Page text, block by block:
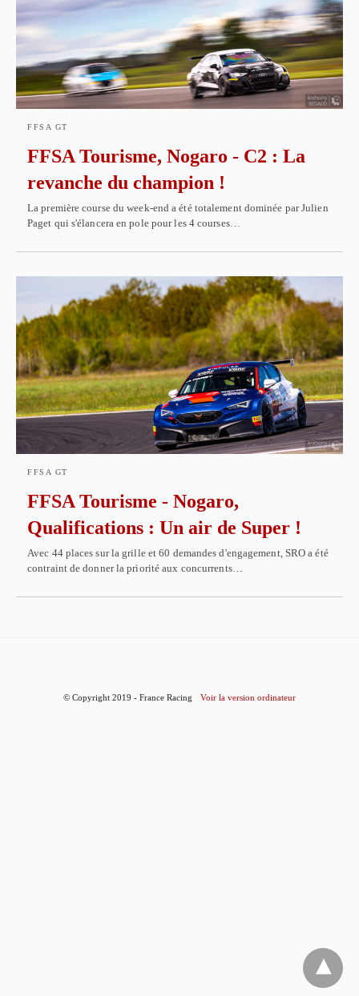
FFSA GT
FFSA Tourisme, Nogaro - C2 : La
revanche du champion !
La première course du week-end a été totalement dominée par Julien
Paget qui s'élancera en pole pour les 4 courses…
FFSA GT
FFSA Tourisme - Nogaro,
Qualifications : Un air de Super !
Avec 44 places sur la grille et 60 demandes d'engagement, SRO a été
contraint de donner la priorité aux concurrents…
© Copyright 2019 - France Racing Voir la version ordinateur